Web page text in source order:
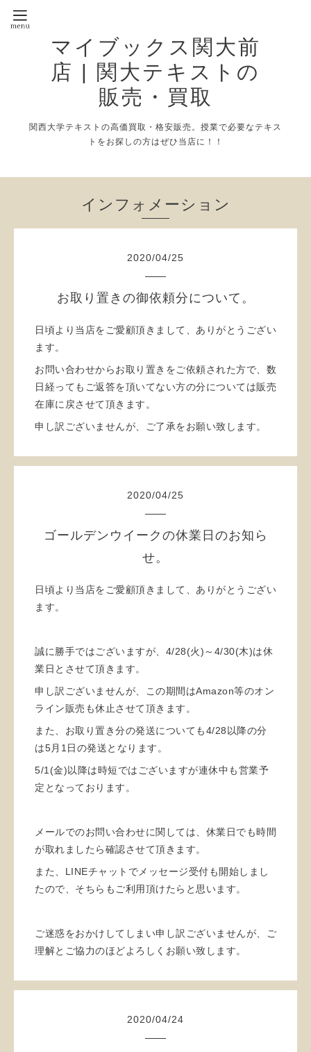
マイブックス関大前
店 | 関大テキストの
販売・買取
関西大学テキストの高価買取・格安販売。授業で必要なテキス
トをお探しの方はぜひ当店に！！
インフォメーション
2020/04/25
お取り置きの御依頼分について。
日頃より当店をご愛顧頂きまして、ありがとうござい
ます。
お問い合わせからお取り置きをご依頼された方で、数
日経ってもご返答を頂いてない方の分については販売
在庫に戻させて頂きます。
申し訳ございませんが、ご了承をお願い致します。
2020/04/25
ゴールデンウイークの休業日のお知ら
せ。
日頃より当店をご愛顧頂きまして、ありがとうござい
ます。
誠に勝手ではございますが、4/28(火)～4/30(木)は休
業日とさせて頂きます。
申し訳ございませんが、この期間はAmazon等のオン
ライン販売も休止させて頂きます。
また、お取り置き分の発送についても4/28以降の分
は5月1日の発送となります。
5/1(金)以降は時短ではございますが連休中も営業予
定となっております。
メールでのお問い合わせに関しては、休業日でも時間
が取れましたら確認させて頂きます。
また、LINEチャットでメッセージ受付も開始しまし
たので、そちらもご利用頂けたらと思います。
ご迷惑をおかけしてしまい申し訳ございませんが、ご
理解とご協力のほどよろしくお願い致します。
2020/04/24